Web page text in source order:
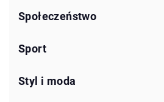
Społeczeństwo
Sport
Styl i moda